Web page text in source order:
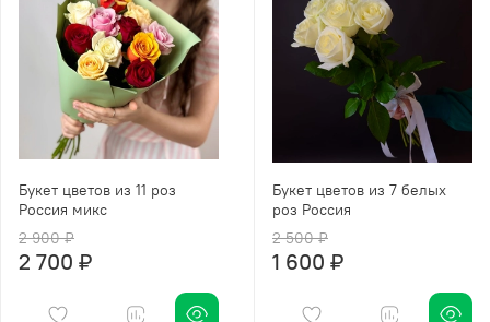
Букет цветов из 11 роз
Россия микс
2 900 ₽
2 700 ₽
Букет цветов из 7 белых
роз Россия
2 500 ₽
1 600 ₽